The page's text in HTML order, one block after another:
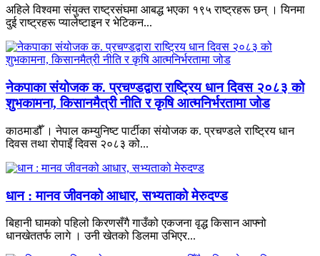
अहिले विश्वमा संयुक्त राष्ट्रसंघमा आबद्ध भएका १९५ राष्ट्रहरू छन् । यिनमा
दुई राष्ट्रहरू प्यालेष्टाइन र भेटिकन...
नेकपाका संयोजक क. प्रचण्डद्वारा राष्ट्रिय धान दिवस २०८३ को
शुभकामना, किसानमैत्री नीति र कृषि आत्मनिर्भरतामा जोड
काठमाडौँ । नेपाल कम्युनिष्ट पार्टीका संयोजक क. प्रचण्डले राष्ट्रिय धान
दिवस तथा रोपाइँ दिवस २०८३ को...
धान : मानव जीवनको आधार, सभ्यताको मेरुदण्ड
बिहानी घामको पहिलो किरणसँगै गाउँको एकजना वृद्ध किसान आफ्नो
धानखेततर्फ लागे । उनी खेतको डिलमा उभिएर...